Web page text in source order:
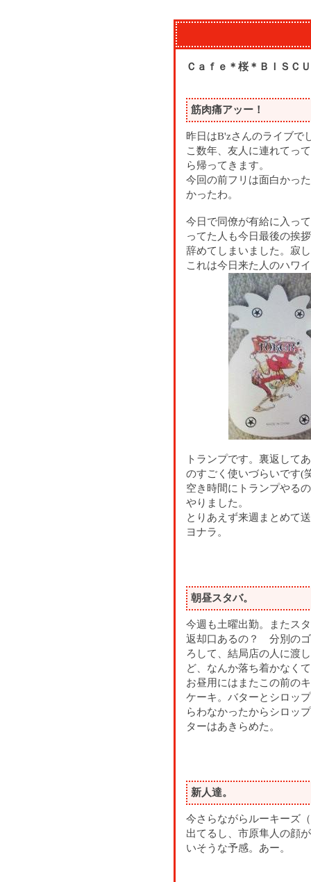
Ｃａｆｅ＊桜＊ＢＩＳＣ
筋肉痛アッー！
昨日はB'zさんのライブで
こ数年、友人に連れてっ
ら帰ってきます。
今回の前フリは面白かっ
かったわ。
今日で同僚が有給に入っ
ってた人も今日最後の挨
辞めてしまいました。寂
これは今日来た人のハワ
トランプです。裏返して
のすごく使いづらいです(
空き時間にトランプやる
やりました。
とりあえず来週まとめて
ヨナラ。
朝昼スタバ。
今週も土曜出勤。またス
返却口あるの？ 分別の
ろして、結局店の人に渡
ど、なんか落ち着かなく
お昼用にはまたこの前の
ケーキ。バターとシロッ
らわなかったからシロッ
ターはあきらめた。
新人達。
今さらながらルーキーズ
出てるし、市原隼人の顔
いそうな予感。あー。